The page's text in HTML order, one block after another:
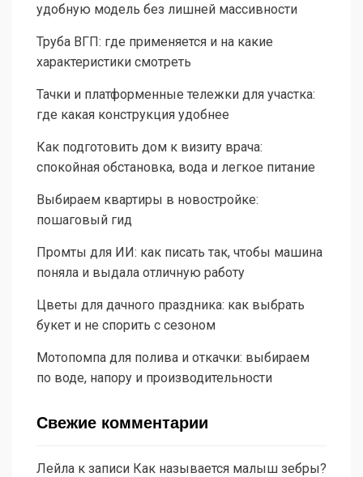
удобную модель без лишней массивности
Труба ВГП: где применяется и на какие
характеристики смотреть
Тачки и платформенные тележки для участка:
где какая конструкция удобнее
Как подготовить дом к визиту врача:
спокойная обстановка, вода и легкое питание
Выбираем квартиры в новостройке:
пошаговый гид
Промты для ИИ: как писать так, чтобы машина
поняла и выдала отличную работу
Цветы для дачного праздника: как выбрать
букет и не спорить с сезоном
Мотопомпа для полива и откачки: выбираем
по воде, напору и производительности
Свежие комментарии
Лейла к записи Как называется малыш зебры?